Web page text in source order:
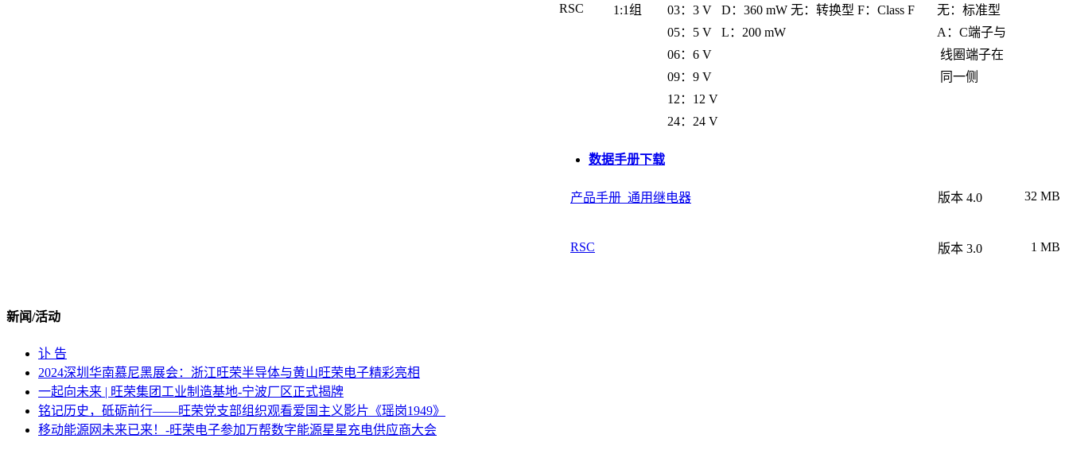
RSC
1:1组 03：3 V D：360 mW 无：转换型 F：Class F
无：标准型
05：5 V
L：200 mW
A：C端子与
06：6 V
线圈端子在
09：9 V
同一侧
12：12 V
24：24 V
数据手册下载
产品手册_通用继电器 版本 4.0 32 MB
RSC 版本 3.0 1 MB
新闻/活动
讣 告
2024深圳华南慕尼黑展会：浙江旺荣半导体与黄山旺荣电子精彩亮相
一起向未来 | 旺荣集团工业制造基地-宁波厂区正式揭牌
铭记历史，砥砺前行——旺荣党支部组织观看爱国主义影片《瑶岗1949》
移动能源网未来已来！-旺荣电子参加万帮数字能源星星充电供应商大会